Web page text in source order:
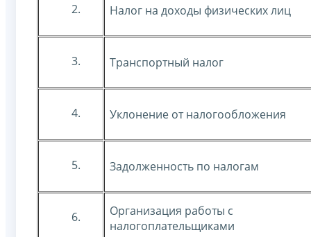
2. Налог на доходы физических лиц
3. Транспортный налог
4. Уклонение от налогообложения
5. Задолженность по налогам
6.
Организация работы с
налогоплательщиками